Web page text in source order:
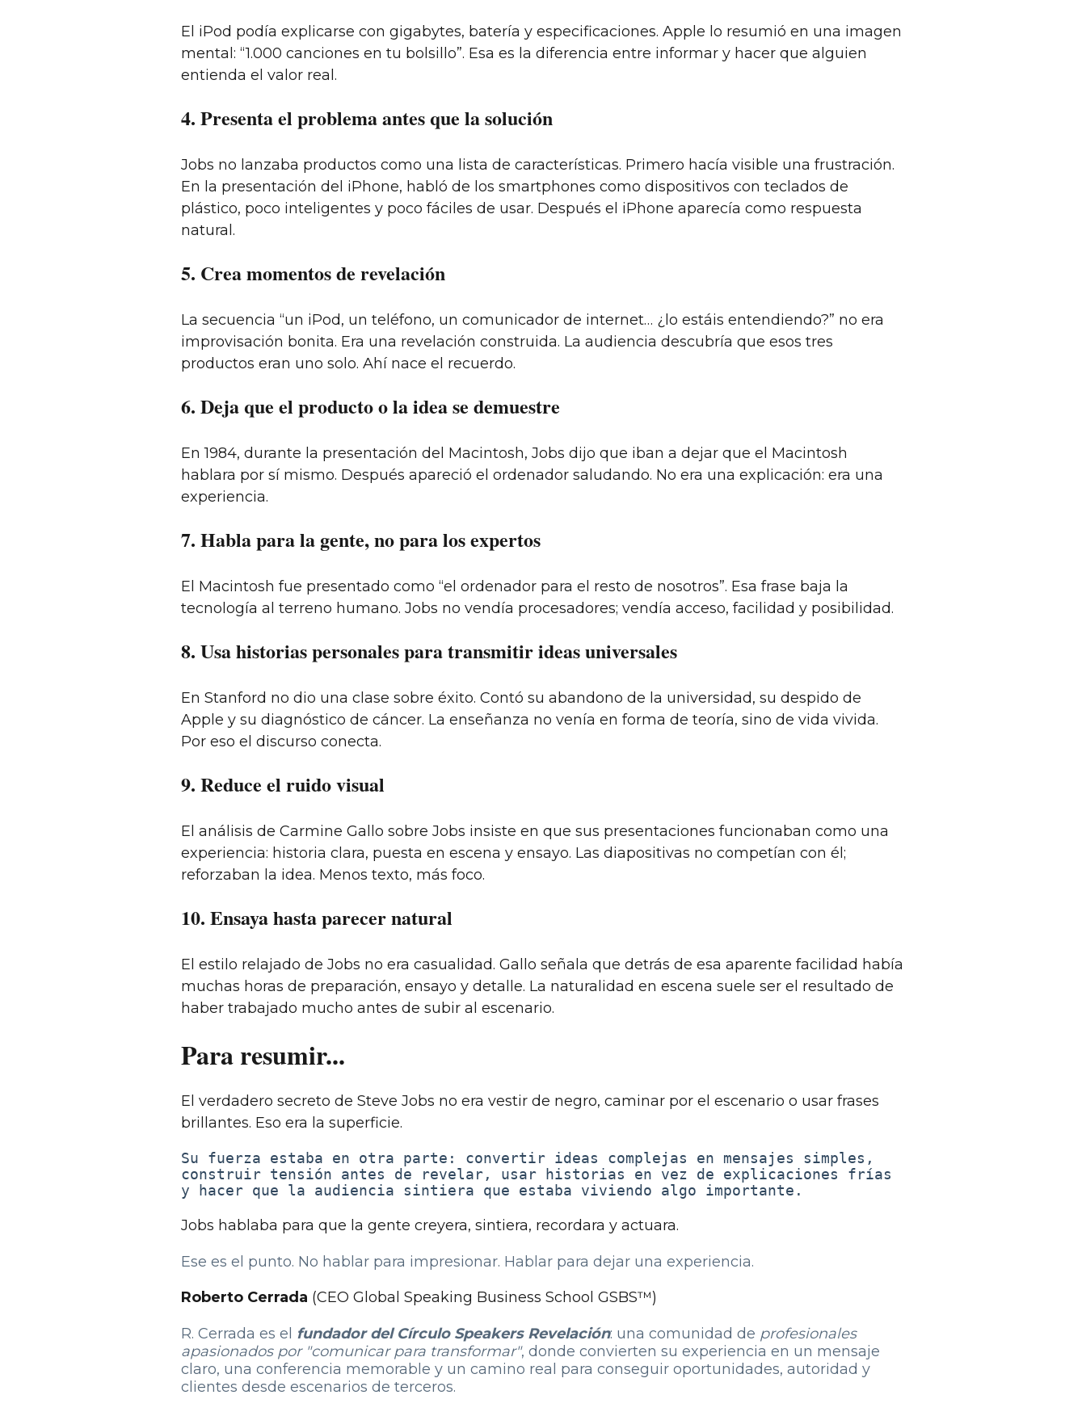
El iPod podía explicarse con gigabytes, batería y especificaciones. Apple lo resumió en una imagen
mental: “1.000 canciones en tu bolsillo”. Esa es la diferencia entre informar y hacer que alguien
entienda el valor real.
4. Presenta el problema antes que la solución
Jobs no lanzaba productos como una lista de características. Primero hacía visible una frustración.
En la presentación del iPhone, habló de los smartphones como dispositivos con teclados de
plástico, poco inteligentes y poco fáciles de usar. Después el iPhone aparecía como respuesta
natural.
5. Crea momentos de revelación
La secuencia “un iPod, un teléfono, un comunicador de internet… ¿lo estáis entendiendo?” no era
improvisación bonita. Era una revelación construida. La audiencia descubría que esos tres
productos eran uno solo. Ahí nace el recuerdo.
6. Deja que el producto o la idea se demuestre
En 1984, durante la presentación del Macintosh, Jobs dijo que iban a dejar que el Macintosh
hablara por sí mismo. Después apareció el ordenador saludando. No era una explicación: era una
experiencia.
7. Habla para la gente, no para los expertos
El Macintosh fue presentado como “el ordenador para el resto de nosotros”. Esa frase baja la
tecnología al terreno humano. Jobs no vendía procesadores; vendía acceso, facilidad y posibilidad.
8. Usa historias personales para transmitir ideas universales
En Stanford no dio una clase sobre éxito. Contó su abandono de la universidad, su despido de
Apple y su diagnóstico de cáncer. La enseñanza no venía en forma de teoría, sino de vida vivida.
Por eso el discurso conecta.
9. Reduce el ruido visual
El análisis de Carmine Gallo sobre Jobs insiste en que sus presentaciones funcionaban como una
experiencia: historia clara, puesta en escena y ensayo. Las diapositivas no competían con él;
reforzaban la idea. Menos texto, más foco.
10. Ensaya hasta parecer natural
El estilo relajado de Jobs no era casualidad. Gallo señala que detrás de esa aparente facilidad había
muchas horas de preparación, ensayo y detalle. La naturalidad en escena suele ser el resultado de
haber trabajado mucho antes de subir al escenario.
Para resumir...
El verdadero secreto de Steve Jobs no era vestir de negro, caminar por el escenario o usar frases
brillantes. Eso era la superficie.
Su fuerza estaba en otra parte: convertir ideas complejas en mensajes simples,
construir tensión antes de revelar, usar historias en vez de explicaciones frías
y hacer que la audiencia sintiera que estaba viviendo algo importante.
Jobs hablaba para que la gente creyera, sintiera, recordara y actuara.
Ese es el punto. No hablar para impresionar. Hablar para dejar una experiencia.
Roberto Cerrada (CEO Global Speaking Business School GSBS™)
R. Cerrada es el fundador del Círculo Speakers Revelación: una comunidad de profesionales
apasionados por "comunicar para transformar", donde convierten su experiencia en un mensaje
claro, una conferencia memorable y un camino real para conseguir oportunidades, autoridad y
clientes desde escenarios de terceros.